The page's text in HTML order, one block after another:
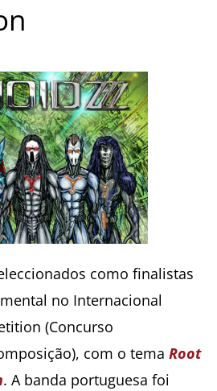
como finalistas
no Internacional
(Concurso
com o tema Root
. A banda portuguesa foi